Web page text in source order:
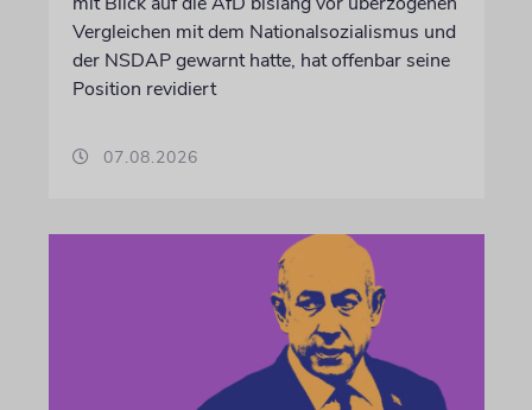
Vergleichen mit dem Nationalsozialismus und
der NSDAP gewarnt hatte, hat offenbar seine
Position revidiert
07.08.2026